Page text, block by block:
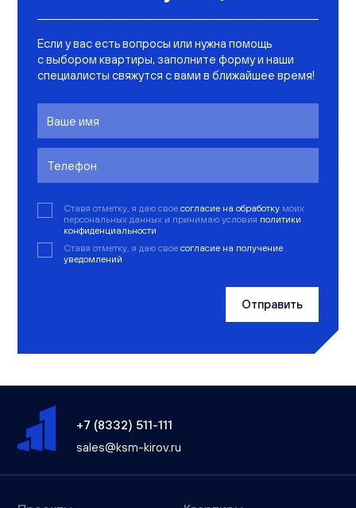
Если у вас есть вопросы или нужна помощь
с выбором квартиры, заполните форму и наши
специалисты свяжутся с вами в ближайшее время!
Ставя отметку, я даю свое согласие на обработку моих
персональных данных и принимаю условия политики
конфиденциальности
Ставя отметку, я даю свое согласие на получение
уведомлений
Отправить
+7 (8332) 511-111
sales@ksm-kirov.ru